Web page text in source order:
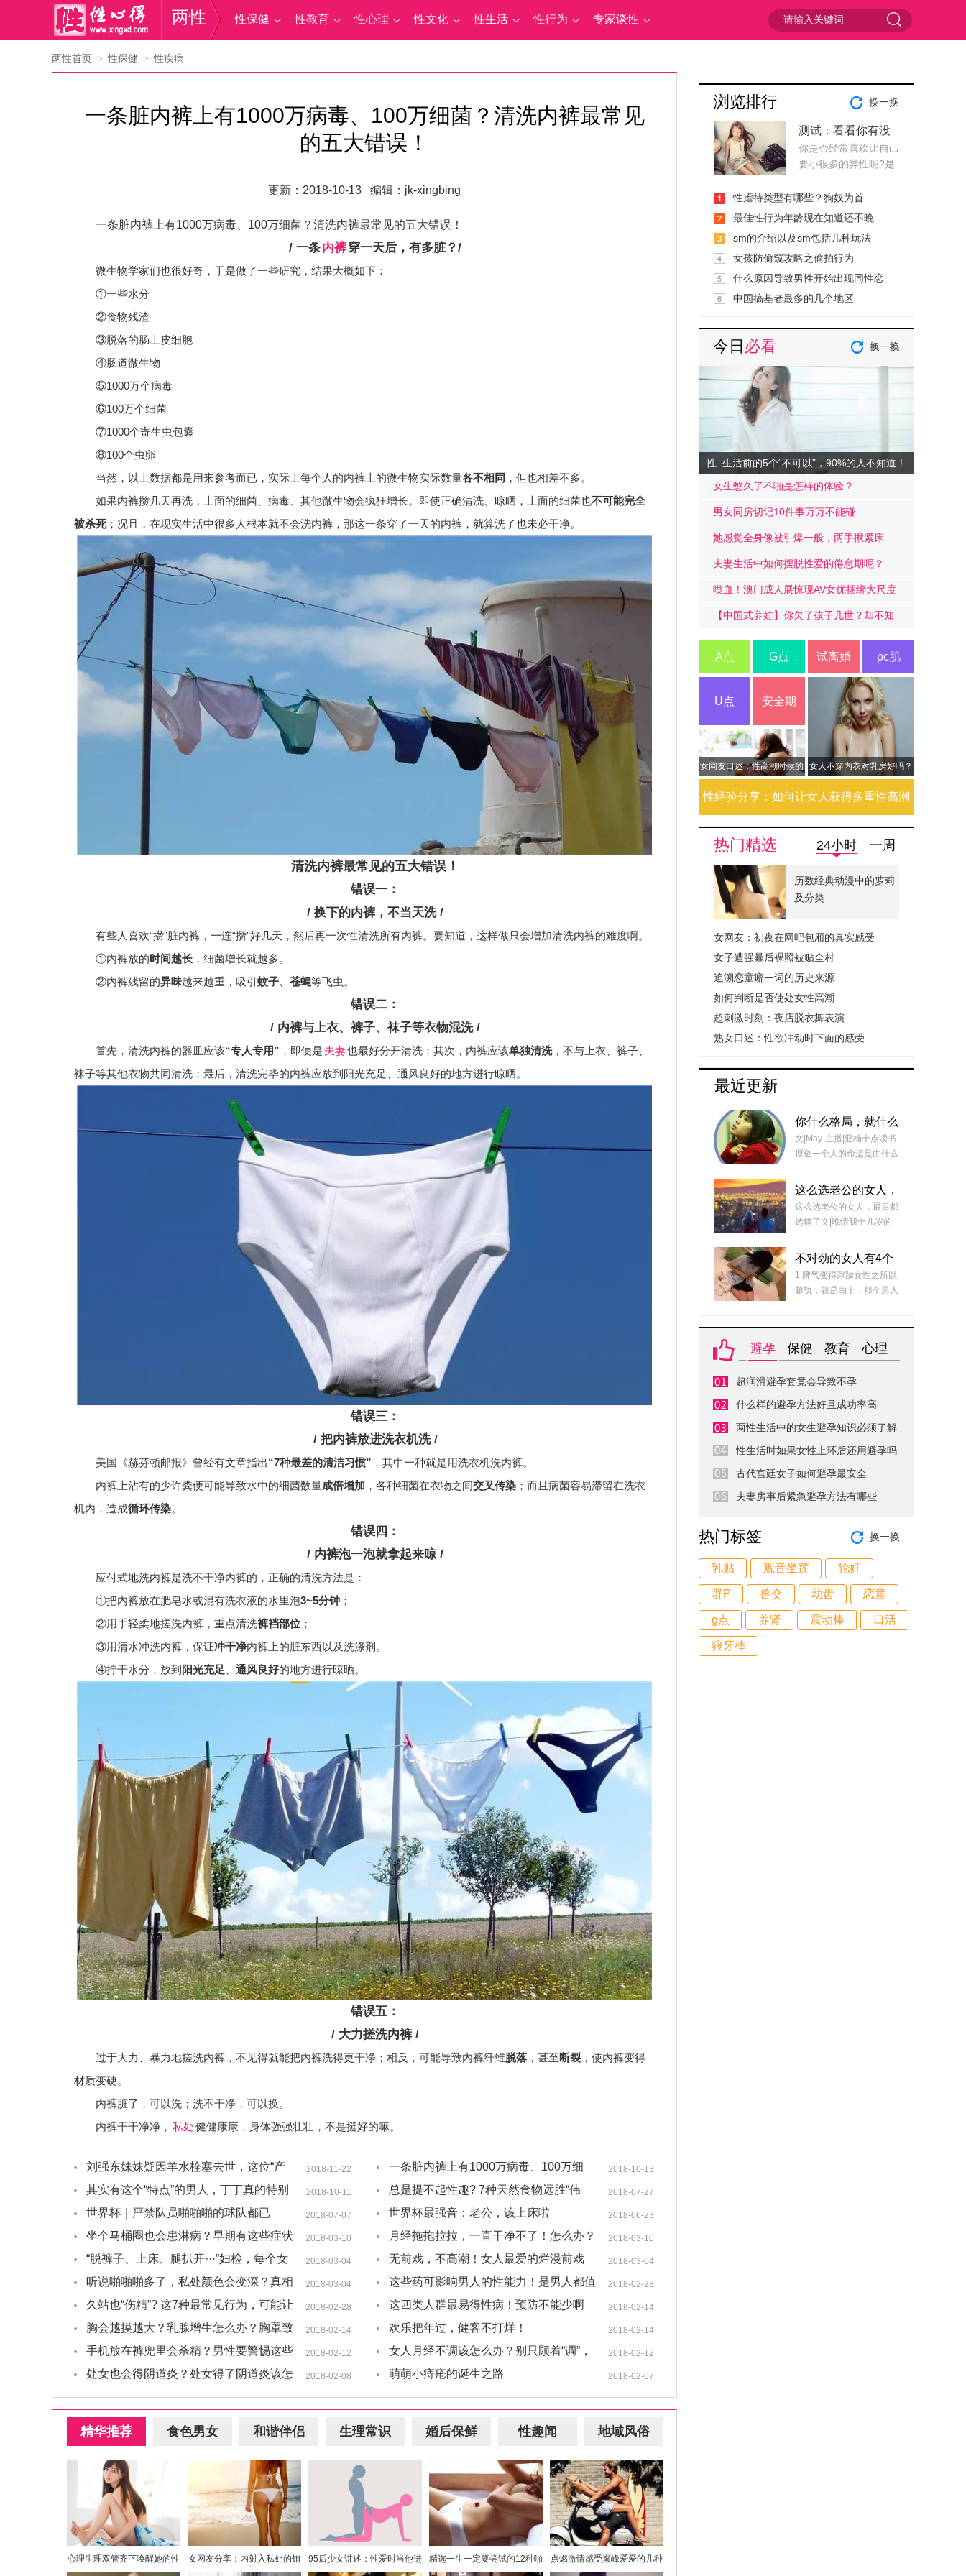
两性 性保健 性教育 性心理 性文化 性生活 性行为 专家谈性
两性首页 > 性保健 > 性疾病
一条脏内裤上有1000万病毒、100万细菌？清洗内裤最常见
的五大错误！
更新：2018-10-13 编辑：jk-xingbing
一条脏内裤上有1000万病毒、100万细菌？清洗内裤最常见的五大错误！
/ 一条内裤穿一天后，有多脏？/
微生物学家们也很好奇，于是做了一些研究，结果大概如下：
①一些水分
②食物残渣
③脱落的肠上皮细胞
④肠道微生物
⑤1000万个病毒
⑥100万个细菌
⑦1000个寄生虫包囊
⑧100个虫卵
当然，以上数据都是用来参考而已，实际上每个人的内裤上的微生物实际数量各不相同 ，但也相差不多。
如果内裤攒几天再洗，上面的细菌、病毒、其他微生物会疯狂增长。即使正确清洗、晾晒，上面的细菌也不可能完全
被杀死；况且，在现实生活中很多人根本就不会洗内裤，那这一条穿了一天的内裤，就算洗了也未必干净。
清洗内裤最常见的五大错误！
错误一：
/ 换下的内裤，不当天洗 /
有些人喜欢“攒”脏内裤，一连“攒”好几天，然后再一次性清洗所有内裤。要知道，这样做只会增加清洗内裤的难度啊。
①内裤放的时间越长 ，细菌增长就越多。
②内裤残留的异味越来越重，吸引蚊子、苍蝇等飞虫。
错误二：
/ 内裤与上衣、裤子、袜子等衣物混洗 /
首先，清洗内裤的器皿应该“专人专用” ，即便是 夫妻也最好分开清洗；其次，内裤应该单独清洗，不与上衣、裤子、
袜子等其他衣物共同清洗；最后，清洗完毕的内裤应放到阳光充足、通风良好的地方进行晾晒。
错误三：
/ 把内裤放进洗衣机洗 /
美国《赫芬顿邮报》曾经有文章指出“7种最差的清洁习惯” ，其中一种就是用洗衣机洗内裤。
内裤上沾有的少许粪便可能导致水中的细菌数量成倍增加 ，各种细菌在衣物之间交叉传染 ；而且病菌容易滞留在洗衣
机内，造成循环传染。
错误四：
/ 内裤泡一泡就拿起来晾 /
应付式地洗内裤是洗不干净内裤的，正确的清洗方法是：
①把内裤放在肥皂水或混有洗衣液的水里泡3~5分钟 ；
②用手轻柔地搓洗内裤，重点清洗裤裆部位 ；
③用清水冲洗内裤，保证冲干净内裤上的脏东西以及洗涤剂。
④拧干水分，放到 阳光充足 通风良好的地方进行晾晒。
错误五：
/ 大力搓洗内裤 /
过于大力、暴力地搓洗内裤，不见得就能把内裤洗得更干净；相反，可能导致内裤纤维脱落 ，甚至断裂 ，使内裤变得
材质变硬。
内裤脏了，可以洗；洗不干净，可以换。
内裤干干净净， 私处健健康康，身体强强壮壮，不是挺好的嘛。
刘强东妹妹疑因羊水栓塞去世，这位“产
科死神”有多可怕？
2018-11-22
一条脏内裤上有1000万病毒、100万细
菌？清洗内裤最常见的五大错误！
2018-10-13
其实有这个“特点”的男人，丁丁真的特别
小！
2018-10-11
总是提不起性趣? 7种天然食物远胜“伟
哥”别错过!
2018-07-27
世界杯｜严禁队员啪啪啪的球队都已
经“回家”了！
2018-07-07 世界杯最强音：老公，该上床啦 2018-06-23
坐个马桶圈也会患淋病？早期有这些症状
需警惕！
2018-03-10 月经拖拖拉拉，一直干净不了！怎么办？ 2018-03-10
“脱裤子、上床、腿扒开···”妇检，每个女
人都会经历的尴尬
2018-03-04
无前戏，不高潮！女人最爱的烂漫前戏
【3步曲】，你一定要会~
2018-03-04
听说啪啪啪多了，私处颜色会变深？真相
让人大跌眼镜···
2018-03-04
这些药可影响男人的性能力！是男人都值
得注意···
2018-02-28
久站也“伤精”? 这7种最常见行为，可能让
你绝后!
2018-02-28 这四类人群最易得性病！预防不能少啊 2018-02-14
胸会越摸越大？乳腺增生怎么办？胸罩致
癌？···关于乳房的十大疑问！
2018-02-14 欢乐把年过，健客不打烊！ 2018-02-14
手机放在裤兜里会杀精？男性要警惕这些
精子杀手...
2018-02-12
女人月经不调该怎么办？别只顾着“调”，
看看妇产科医生怎么说
2018-02-12
处女也会得阴道炎？处女得了阴道炎该怎
么办？
2018-02-08 萌萌小痔疮的诞生之路 2018-02-07
精华推荐 食色男女 和谐伴侣 生理常识 婚后保鲜 性趣闻 地域风俗
心理生理双管齐下唤醒她的性
趣
女网友分享：内射入私处的销
魂感受
95后少女讲述：性爱时当他进
入后的感受
精选一生一定要尝试的12种啪
啪的方式
点燃激情感受巅峰爱爱的几种
隐秘技巧
浏览排行 换一换
测试：看看你有没
有恋童癖
你是否经常喜欢比自己
要小很多的异性呢?是
纯的中间怎样也抵抗不
了可爱的力量呢，你会
试一下!1、你到了一个
风景宜人的海滩。
性虐待类型有哪些？狗奴为首
最佳性行为年龄现在知道还不晚
sm的介绍以及sm包括几种玩法
女孩防偷窥攻略之偷拍行为
什么原因导致男性开始出现同性恋
中国搞基者最多的几个地区
今日 必看 换一换
性..生活前的5个“不可以”，90%的人不知道！
女生憋久了不啪是怎样的体验？
男女同房切记10件事万万不能碰
她感觉全身像被引爆一般，两手揪紧床
单，身子难耐的弓起……
夫妻生活中如何摆脱性爱的倦怠期呢？
喷血！澳门成人展惊现AV女优捆绑大尺度
戏码！
【中国式养娃】你欠了孩子几世？却不知
道放手才是高质量的爱.....
A点 G点 试离婚 pc肌
U点 安全期
性经验分享：如何让女人获得多重性高潮
女网友口述：性高潮时候的
女人不穿内衣对乳房好吗？
热门精选 24小时 一周
历数经典动漫中的萝莉
及分类
女网友：初夜在网吧包厢的真实感受
女子遭强暴后裸照被贴全村
追溯恋童癖一词的历史来源
如何判断是否使处女性高潮
超刺激时刻：夜店脱衣舞表演
熟女口述：性欲冲动时下面的感受
最近更新
你什么格局，就什么
命
文|May·主播|亚楠十点读书
原创一个人的命运是由什么
回事？我是相信的。那么，
是什么决定了一个人的命运
呢？有人说是运气。
这么选老公的女人，
最后都选错了
这么选老公的女人，最后都
选错了文|晚情我十几岁的
闹，大人脸上喜气洋洋，非
常兴奋。原来，是我一位远
房姑姑认识了一个男人，对
方家里条件不错。有三个姐
个儿子，没有兄弟需要分财
产。
不对劲的女人有4个
行为，说明外面有人
了！
1.脾气变得浮躁女性之所以
越轨，就是由于，那个男人
慧都不如她的情人，因此会
什么，她都看不顺眼，很简
避孕 保健 教育 心理
超润滑避孕套竟会导致不孕
什么样的避孕方法好且成功率高
两性生活中的女生避孕知识必须了解
性生活时如果女性上环后还用避孕吗
古代宫廷女子如何避孕最安全
夫妻房事后紧急避孕方法有哪些
换一换
热门标签
乳贴 观音坐莲 轮奸
群P 兽交 幼齿 恋童
g点 养肾 震动棒 口活
狼牙棒